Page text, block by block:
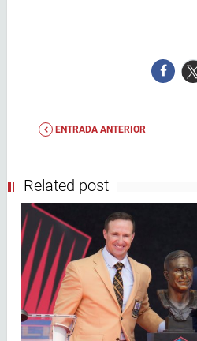
ENTRADA ANTERIOR
Related post